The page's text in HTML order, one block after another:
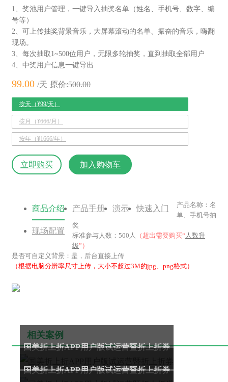
1、奖池用户管理，一键导入抽奖名单（姓名、手机号、数字、编
号等）
2、可上传抽奖背景音乐，大屏幕滚动的名单、振奋的音乐，嗨翻
现场。
3、每次抽取1~500位用户，无限多轮抽奖，直到抽取全部用户
4、中奖用户信息一键导出
99.00 /天 原价:500.00
按天（¥99/天）
按月（¥666/月）
按年（¥1666/年）
立即购买 加入购物车
商品介绍 产品手册 演示 快速入门
现场配置
产品名称：名
单、手机号抽
奖
标准参与人数：500人
（超出需要购买“ 人数升
级”）
是否可自定义背景：是，后台直接上传
（根据电脑分辨率尺寸上传，大小不超过3M的jpg、png格式）
相关案例
国美折上折APP用户版试运营暨折上折券
国美折上折APP用户版试运营暨折上折券